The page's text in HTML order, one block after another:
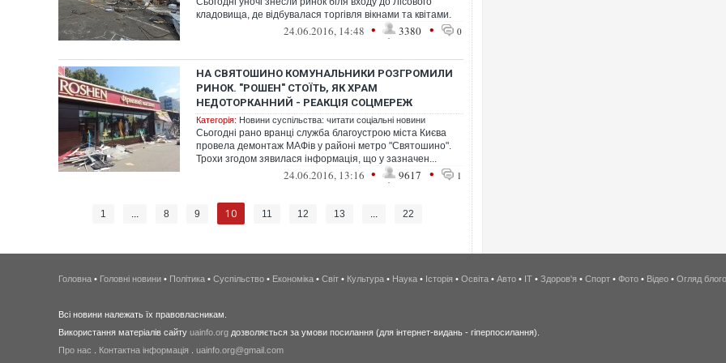
кладовища, де відбувалася торгівля вікнами та квітами.
24.06.2016, 14:48 • 3380 • 0
НА СВЯТОШИНО КОМУНАЛЬНИКИ РОЗГРОМИЛИ
РИНОК. "РОШЕН" СТОЇТЬ, ЯК ХРАМ
НЕДОТОРКАННИЙ - РЕАКЦІЯ СОЦМЕРЕЖ
Категорія: Новини суспільства: читати соціальні новини
Сьогодні рано вранці служба благоустрою міста Києва
провела демонтаж МАФів у районі метро "Святошино".
Трохи згодом зявилася інформація, що у зазначен...
24.06.2016, 13:16 • 9617 • 1
1 ... 8 9 10 11 12 13 ... 22
Головна • Головні новини • Політика • Суспільство • Економіка • Світ • Культура • Наука • Історія • Освіта • Авто • IT • Здоров'я • Спорт • Фото • Відео • Огляд
Всі новини належать їх правовласникам.
Використання матеріалів сайту uainfo.org дозволяється за умови посилання (для інтернет-видань - гіперпосилання).
Про нас
Контактна інформація uainfo.org@gmail.com